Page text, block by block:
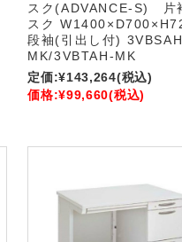
スク(ADVANCE-S) 片
スク
段袖(引出し付)
MK/3VBTAH-MK
定価:¥143,264(税込)
価格:¥99,660(税込)